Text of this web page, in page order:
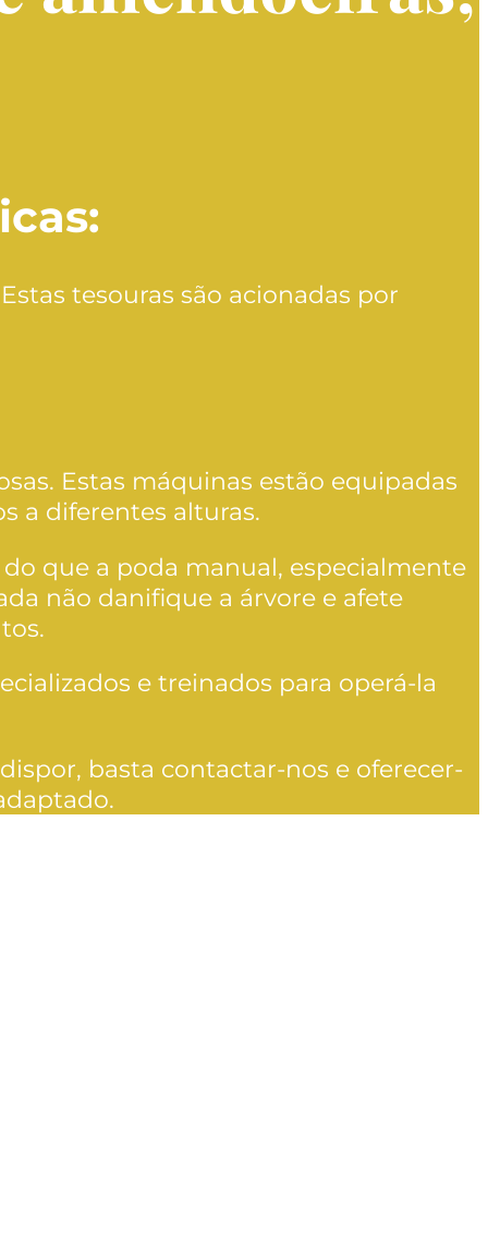
tesouras são acionadas por
Estas máquinas estão equipadas
a diferentes alturas.
que a poda manual, especialmente
não danifique a árvore e afete
e treinados para operá-la
basta contactar-nos e oferecer-